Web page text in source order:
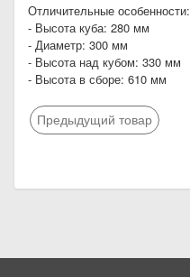
Отличительные особенности:
- Высота куба: 280 мм
- Диаметр: 300 мм
- Высота над кубом: 330 мм
- Высота в сборе: 610 мм
Предыдущий товар